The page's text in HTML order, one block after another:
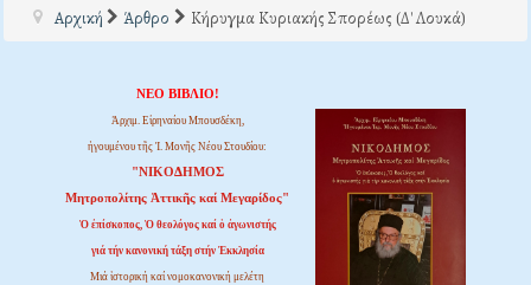
Αρχική Άρθρο Κήρυγμα Κυριακής Σπορέως (Δ' Λουκά)
ΝΕΟ ΒΙΒΛΙΟ!
Ἀρχιμ. Εἰρηναίου Μπουσδέκη,
ἡγουμένου τῆς Ἱ. Μονῆς Νέου Στουδίου:
"ΝΙΚΟΔΗΜΟΣ
Μητροπολίτης Ἀττικῆς καί Μεγαρίδος"
Ὁ ἐπίσκοπος, Ὁ θεολόγος καί ὁ ἀγωνιστής
γιά τήν κανονική τάξη στήν Ἐκκλησία
Μιά ἱστορική καί νομοκανονική μελέτη